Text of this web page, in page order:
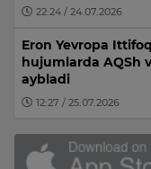
22:24 / 24.07.2026
Eron Yevropa
hujumlarda AQSh
aybladi
12:27 / 25.07.2026